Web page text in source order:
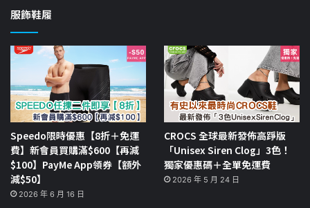
服飾鞋履
Speedo限時優惠【8折＋免運
費】新會員買購滿$600【再減
$100】PayMe App領券【額外
減$50】
2026 年 6 月 16 日
CROCS 全球最新發佈高踭版
「Unisex Siren Clog」3色！
獨家優惠碼＋全單免運費
2026 年 5 月 24 日